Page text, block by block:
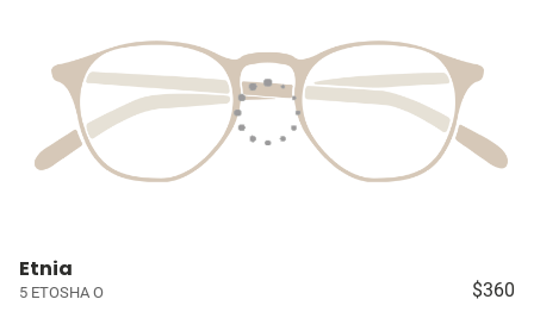
Etnia
5 ETOSHA O $360